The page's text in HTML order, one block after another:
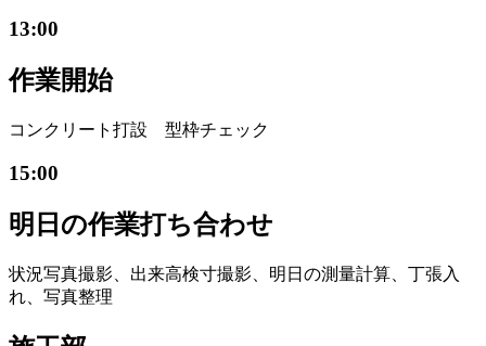
13:00
作業開始
コンクリート打設 型枠チェック
15:00
明日の作業打ち合わせ
状況写真撮影、出来高検寸撮影、明日の測量計算、丁張入
れ、写真整理